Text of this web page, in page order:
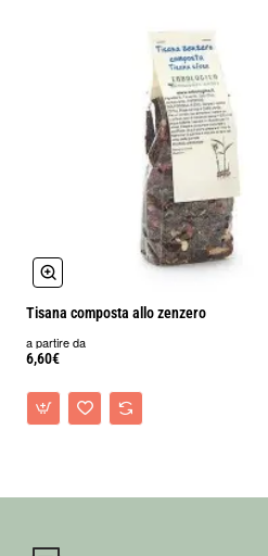
Tisana composta allo zenzero
a partire da
6,60€